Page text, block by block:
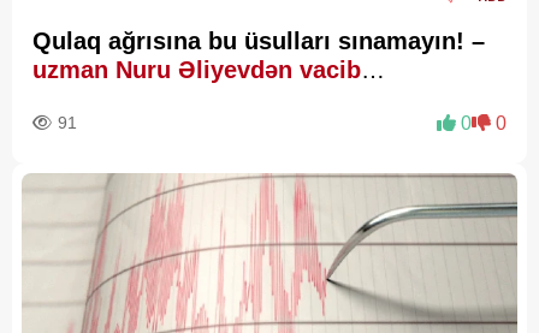
Qulaq ağrısına bu üsulları sınamayın! –
uzman Nuru Əliyevdən vacib
91 0 0